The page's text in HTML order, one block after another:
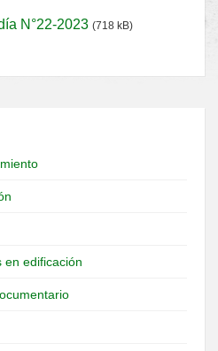
N°22-2023 (718 kB)
en edificación